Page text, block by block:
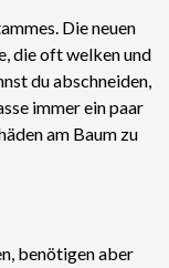
Die neuen
die oft welken und
du abschneiden,
immer ein paar
am Baum zu
benötigen aber